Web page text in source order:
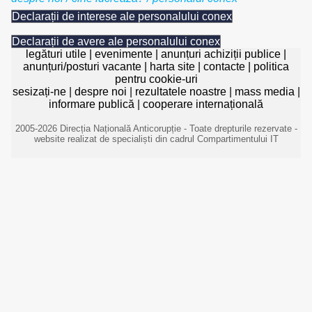
Declarații de interese ale personalului conex
Declarații de avere ale personalului conex
legături utile
evenimente anunțuri achiziții publice
anunțuri/posturi vacante
harta site contacte
politica
pentru cookie-uri
sesizați-ne| despre noi rezultatele noastre| mass media
informare publică
cooperare internațională
2005-2026 Direcția Națională Anticorupție - Toate drepturile rezervate -
website realizat de specialiști din cadrul Compartimentului IT